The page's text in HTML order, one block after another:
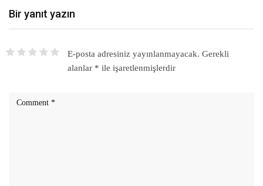
Bir yanıt yazın
E-posta adresiniz yayınlanmayacak. Gerekli
alanlar * ile işaretlenmişlerdir